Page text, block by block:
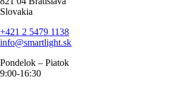
Slovakia
+421 2 5479 1138
info@smartlight.sk
Pondelok – Piatok
9:00-16:30